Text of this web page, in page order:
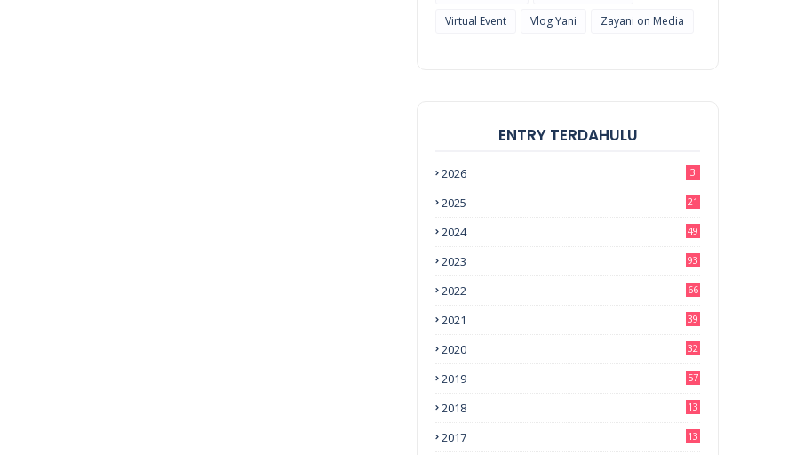
Virtual Event
Vlog Yani Zayani on Media
ENTRY TERDAHULU
2026 3
2025 21
2024 49
2023 93
2022 66
2021 39
2020 32
2019 57
2018
13
2017
13